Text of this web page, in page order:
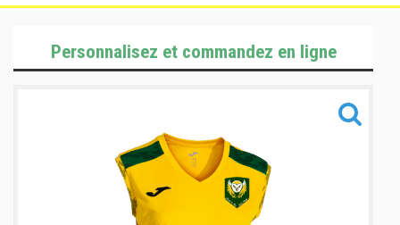
Sportswear
Personnalisez et commandez en ligne